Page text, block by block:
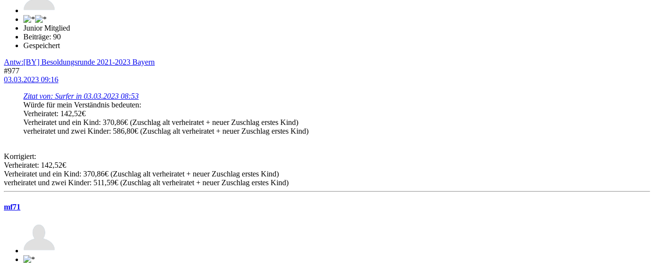
Junior Mitglied
Beiträge: 90
Gespeichert
Antw:[BY] Besoldungsrunde 2021-2023 Bayern
#977
03.03.2023 09:16
Zitat von: Surfer in 03.03.2023 08:53
Würde für mein Verständnis bedeuten:
Verheiratet: 142,52€
Verheiratet und ein Kind: 370,86€ (Zuschlag alt verheiratet + neuer Zuschlag erstes Kind)
verheiratet und zwei Kinder: 586,80€ (Zuschlag alt verheiratet + neuer Zuschlag erstes Kind)
Korrigiert:
Verheiratet: 142,52€
Verheiratet und ein Kind: 370,86€ (Zuschlag alt verheiratet + neuer Zuschlag erstes Kind)
verheiratet und zwei Kinder: 511,59€ (Zuschlag alt verheiratet + neuer Zuschlag erstes Kind)
mf71